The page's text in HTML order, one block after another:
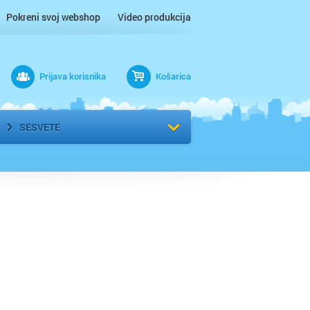
Pokreni svoj webshop Video produkcija
Prijava korisnika Košarica
SESVETE